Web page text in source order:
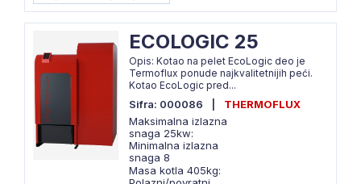
ECOLOGIC 25
Opis: Kotao na pelet EcoLogic deo je
Termoflux ponude najkvalitetnijih peći.
Kotao EcoLogic pred...
Sifra: 000086
THERMOFLUX
Maksimalna izlazna
snaga 25kw:
Minimalna izlazna
snaga 8
Masa kotla 405kg: